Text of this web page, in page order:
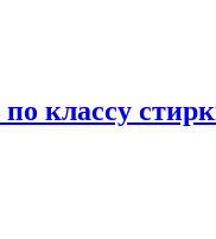
классу